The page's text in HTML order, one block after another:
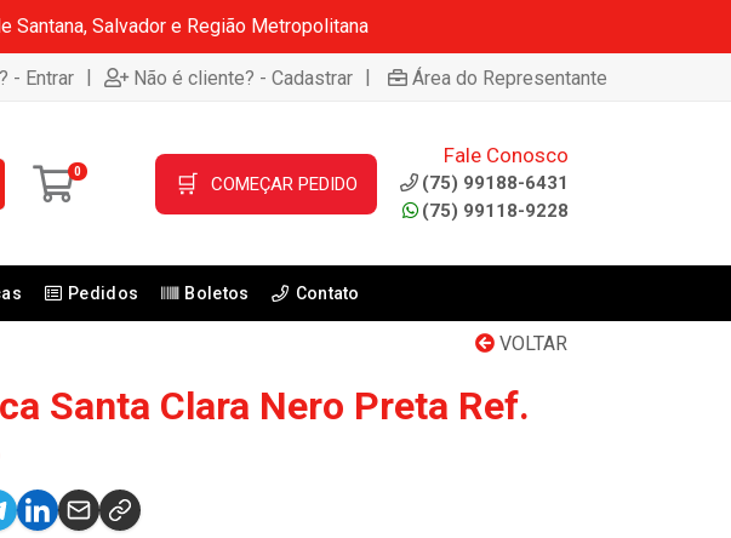
Santana, Salvador e Região Metropolitana
- Entrar | Não é cliente? - Cadastrar | Área do Representante
0 🛒 COMEÇAR PEDIDO
Fale Conosco
(75) 99188-6431
(75) 99118-9228
Pedidos Boletos Contato
VOLTAR
Santa Clara Nero Preta Ref.